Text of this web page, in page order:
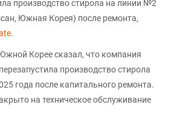
производство стирола на линии №2
Южная Корея) после ремонта,
.
Корее сказал, что компания
производство стирола
года после капитального ремонта.
на техническое обслуживание